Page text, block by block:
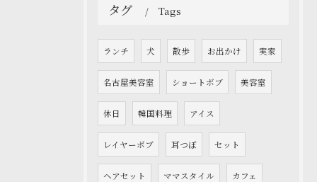
タグ Tags
ランチ 犬 散歩 お出かけ 実家
名古屋美容室 ショートボブ 美容室
休日 韓国料理 アイス
レイヤーボブ 耳つぼ セット
ヘアセット ママスタイル カフェ